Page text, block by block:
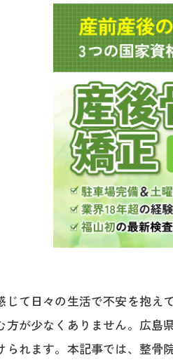
じて日々の生活で不安を抱
方が少なくありません。広
れます。本記事では、整